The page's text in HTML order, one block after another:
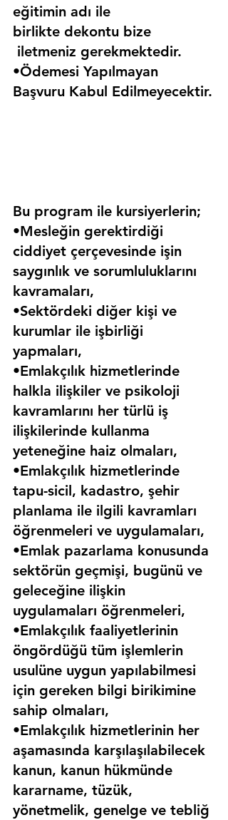
eğitimin adı ile
birlikte dekontu bize
iletmeniz gerekmektedir.
•Ödemesi Yapılmayan
Başvuru Kabul Edilmeyecektir.
Bu program ile kursiyerlerin;
•Mesleğin gerektirdiği
ciddiyet çerçevesinde işin
saygınlık ve sorumluluklarını
kavramaları,
•Sektördeki diğer kişi ve
kurumlar ile işbirliği
yapmaları,
•Emlakçılık hizmetlerinde
halkla ilişkiler ve psikoloji
kavramlarını her türlü iş
ilişkilerinde kullanma
yeteneğine haiz olmaları,
•Emlakçılık hizmetlerinde
tapu-sicil, kadastro, şehir
planlama ile ilgili kavramları
öğrenmeleri ve uygulamaları,
•Emlak pazarlama konusunda
sektörün geçmişi, bugünü ve
geleceğine ilişkin
uygulamaları öğrenmeleri,
•Emlakçılık faaliyetlerinin
öngördüğü tüm işlemlerin
usulüne uygun yapılabilmesi
için gereken bilgi birikimine
sahip olmaları,
•Emlakçılık hizmetlerinin her
aşamasında karşılaşılabilecek
kanun, kanun hükmünde
kararname, tüzük,
yönetmelik, genelge ve tebliğ